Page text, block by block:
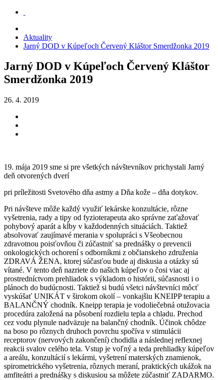
Aktuality
Jarný DOD v Kúpeľoch Červený Kláštor Smerdžonka 2019
Jarný DOD v Kúpeľoch Červený Kláštor
Smerdžonka 2019
26. 4. 2019
19. mája 2019 sme si pre všetkých návštevníkov prichystali Jarný
deň otvorených dverí
pri príležitosti Svetového dňa astmy a Dňa kože – dňa dotykov.
Pri návšteve môže každý využiť lekárske konzultácie, rôzne
vyšetrenia, rady a tipy od fyzioterapeuta ako správne zaťažovať
pohybový aparát a kĺby v každodenných situáciách. Taktiež
absolvovať zaujímavé merania v spolupráci s Všeobecnou
zdravotnou poisťovňou či zúčastniť sa prednášky o prevencii
onkologických ochorení s odborníkmi z občianskeho združenia
ZDRAVÁ ŽENA, ktorej súčasťou bude aj diskusia a otázky sú
vítané. V tento deň nazriete do našich kúpeľov o čosi viac aj
prostredníctvom prehliadok s výkladom o histórii, súčasnosti i o
plánoch do budúcnosti. Taktiež si budú všetci návštevníci môcť
vyskúšať UNIKÁT v širokom okolí – vonkajšiu KNEIPP terapiu a
BALANČNÝ chodník. Kneipp terapia je vodoliečebná otužovacia
procedúra založená na pôsobení rozdielu tepla a chladu. Prechod
cez vodu plynule nadväzuje na balančný chodník. Účinok chôdze
na boso po rôznych druhoch povrchu spočíva v stimulácii
receptorov (nervových zakončení) chodidla a následnej reflexnej
reakcii svalov celého tela. Vstup je voľný a teda prehliadky kúpeľov
a areálu, konzultácií s lekármi, vyšetrení materských znamienok,
spirometrického vyšetrenia, rôznych meraní, praktických ukážok na
amfiteátri a prednášky s diskusiou sa môžete zúčastniť ZADARMO.